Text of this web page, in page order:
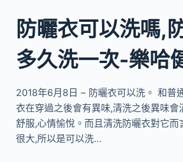
防曬衣可以洗嗎,
多久洗一次-樂哈
2018年6月8日 – 防曬衣可以洗。 和普
衣在穿過之後會有異味,清洗之後異味會
舒服,心情愉悅。而且清洗防曬衣對它而
很大,所以是可以洗…